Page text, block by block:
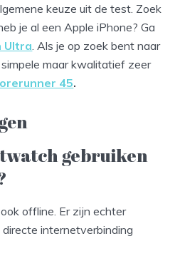
keuze uit de test. Zoek
je al een Apple iPhone? Ga
Ultra . Als je op zoek bent naar
maar kwalitatief zeer
45.
gebruiken
offline. Er zijn echter
internetverbinding